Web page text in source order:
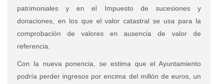
patrimoniales y en el Impuesto de sucesiones y
donaciones, en los que el valor catastral se usa para la
comprobación de valores en ausencia de valor de
referencia.
Con la nueva ponencia, se estima que el Ayuntamiento
podría perder ingresos por encima del millón de euros, un